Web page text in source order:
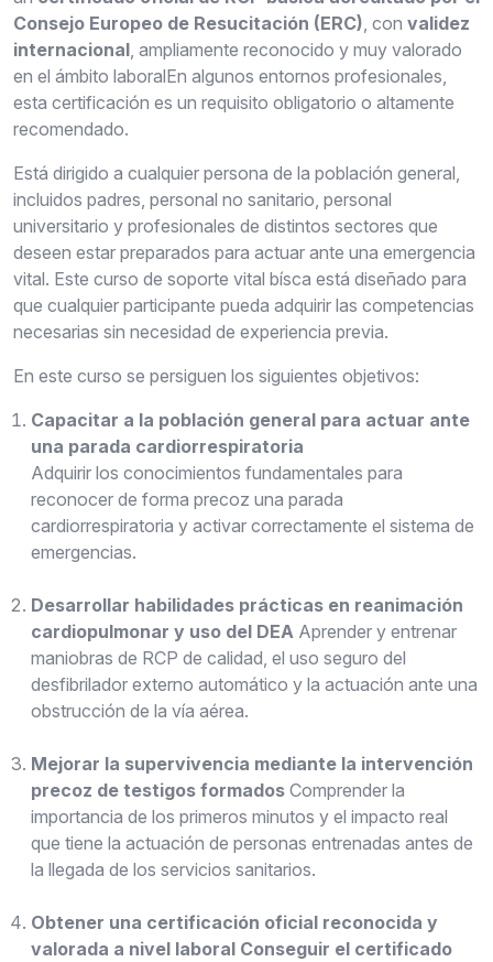
Consejo Europeo de Resucitación (ERC), con validez
internacional, ampliamente reconocido y muy valorado
en el ámbito laboralEn algunos entornos profesionales,
esta certificación es un requisito obligatorio o altamente
recomendado.
Está dirigido a cualquier persona de la población general,
incluidos padres, personal no sanitario, personal
universitario y profesionales de distintos sectores que
deseen estar preparados para actuar ante una emergencia
vital. Este curso de soporte vital bísca está diseñado para
que cualquier participante pueda adquirir las competencias
necesarias sin necesidad de experiencia previa.
En este curso se persiguen los siguientes objetivos:
Capacitar a la población general para actuar ante
una parada cardiorrespiratoria
Adquirir los conocimientos fundamentales para
reconocer de forma precoz una parada
cardiorrespiratoria y activar correctamente el sistema de
emergencias.
Desarrollar habilidades prácticas en reanimación
cardiopulmonar y uso del DEA Aprender y entrenar
maniobras de RCP de calidad, el uso seguro del
desfibrilador externo automático y la actuación ante una
obstrucción de la vía aérea.
Mejorar la supervivencia mediante la intervención
precoz de testigos formados Comprender la
importancia de los primeros minutos y el impacto real
que tiene la actuación de personas entrenadas antes de
la llegada de los servicios sanitarios.
Obtener una certificación oficial reconocida y
valorada a nivel laboral Conseguir el certificado